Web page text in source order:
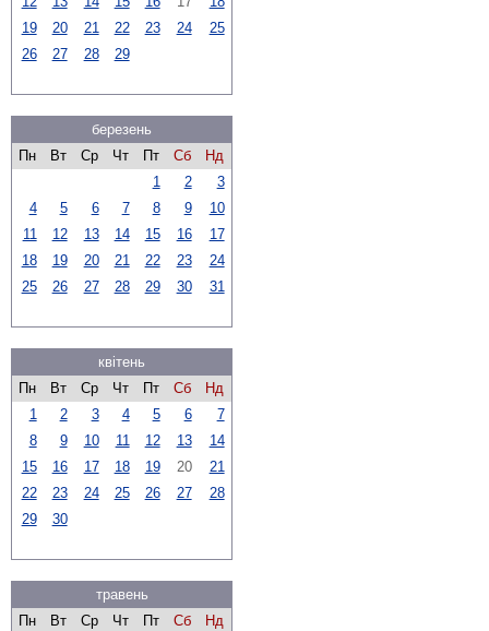
19
20 21 22 23 24
25
26
27 28 29
березень
Пн
Вт Ср Чт Пт Сб
Нд
1
2
3
4
5 6 7 8 9
10
11
12 13 14 15 16
17
18
19 20 21 22 23
24
25
26 27 28 29 30 31
квітень
Пн
Вт Ср Чт Пт Сб
Нд
1
2 3 4 5 6
7
8
9 10 11 12 13
14
15
16 17 18 19 20
21
22
23 24 25 26 27
28
29
30
травень
Пн
Вт Ср Чт Пт Сб
Нд